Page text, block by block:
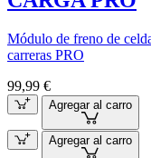
Módulo de freno de
carreras PRO
99,99 €
Agregar al carro
Agregar al carro